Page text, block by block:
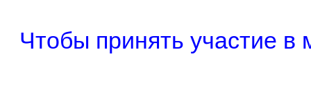
Чтобы принять участие